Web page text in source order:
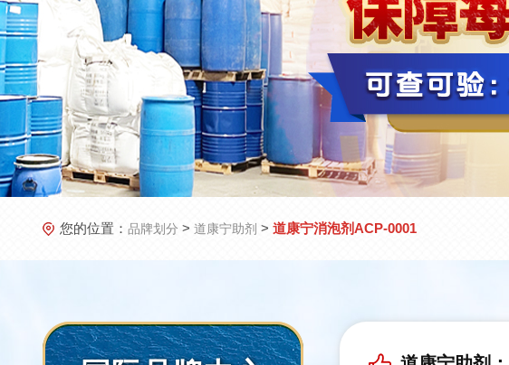
您的位置： 品牌划分 > 道康宁助剂 > 道康宁消泡剂ACP-0001